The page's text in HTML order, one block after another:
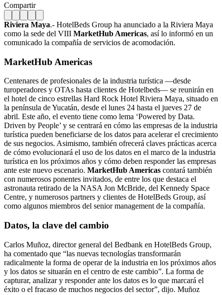
Compartir
Riviera Maya.- HotelBeds Group ha anunciado a la Riviera Maya
como la sede del VIII MarketHub Americas, así lo informó en un
comunicado la compañía de servicios de acomodación.
MarketHub Americas
Centenares de profesionales de la industria turística —desde
turoperadores y OTAs hasta clientes de Hotelbeds— se reunirán en
el hotel de cinco estrellas Hard Rock Hotel Riviera Maya, situado en
la península de Yucatán, desde el lunes 24 hasta el jueves 27 de
abril. Este año, el evento tiene como lema ‘Powered by Data.
Driven by People’ y se centrará en cómo las empresas de la industria
turística pueden beneficiarse de los datos para acelerar el crecimiento
de sus negocios. Asimismo, también ofrecerá claves prácticas acerca
de cómo evolucionará el uso de los datos en el marco de la industria
turística en los próximos años y cómo deben responder las empresas
ante este nuevo escenario. MarketHub Americas contará también
con numerosos ponentes invitados, de entre los que destaca el
astronauta retirado de la NASA Jon McBride, del Kennedy Space
Centre, y numerosos partners y clientes de HotelBeds Group, así
como algunos miembros del senior management de la compañía.
Datos, la clave del cambio
Carlos Muñoz, director general del Bedbank en HotelBeds Group,
ha comentado que “las nuevas tecnologías transformarán
radicalmente la forma de operar de la industria en los próximos años
y los datos se situarán en el centro de este cambio”. La forma de
capturar, analizar y responder ante los datos es lo que marcará el
éxito o el fracaso de muchos negocios del sector”, dijo. Muñoz